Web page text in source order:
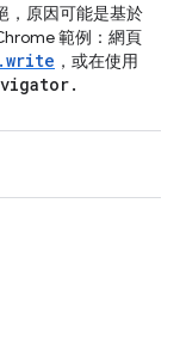
，原因可能是基於
範例：網頁
，或在使用
.